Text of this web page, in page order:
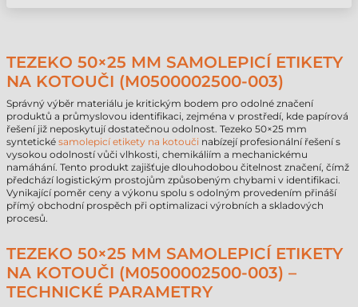
TEZEKO 50×25 MM SAMOLEPICÍ ETIKETY
NA KOTOUČI (M0500002500-003)
Správný výběr materiálu je kritickým bodem pro odolné značení
produktů a průmyslovou identifikaci, zejména v prostředí, kde papírová
řešení již neposkytují dostatečnou odolnost. Tezeko 50×25 mm
syntetické samolepicí etikety na kotouči nabízejí profesionální řešení s
vysokou odolností vůči vlhkosti, chemikáliím a mechanickému
namáhání. Tento produkt zajišťuje dlouhodobou čitelnost značení, čímž
předchází logistickým prostojům způsobeným chybami v identifikaci.
Vynikající poměr ceny a výkonu spolu s odolným provedením přináší
přímý obchodní prospěch při optimalizaci výrobních a skladových
procesů.
TEZEKO 50×25 MM SAMOLEPICÍ ETIKETY
NA KOTOUČI (M0500002500-003) –
TECHNICKÉ PARAMETRY